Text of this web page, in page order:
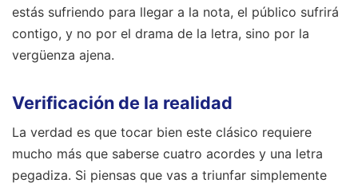
estás sufriendo para llegar a la nota, el público sufrirá
contigo, y no por el drama de la letra, sino por la
vergüenza ajena.
Verificación de la realidad
La verdad es que tocar bien este clásico requiere
mucho más que saberse cuatro acordes y una letra
pegadiza. Si piensas que vas a triunfar simplemente